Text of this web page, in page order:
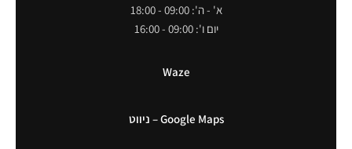
א' - ה': 09:00 - 18:00
יום ו': 09:00 - 16:00
Waze
Google Maps – ניווט